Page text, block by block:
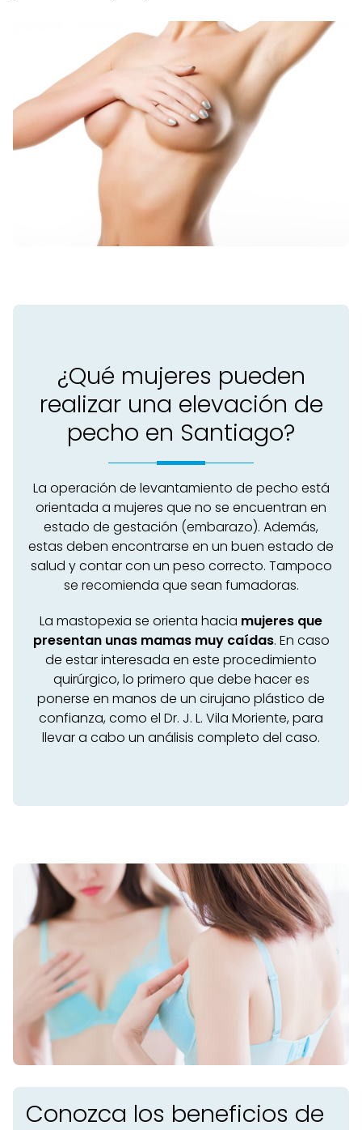
¿Qué mujeres pueden
realizar una elevación de
pecho en Santiago?
La operación de levantamiento de pecho está
orientada a mujeres que no se encuentran en
estado de gestación (embarazo). Además,
estas deben encontrarse en un buen estado de
salud y contar con un peso correcto. Tampoco
se recomienda que sean fumadoras.
La mastopexia se orienta hacia mujeres que
presentan unas mamas muy caídas. En caso
de estar interesada en este procedimiento
quirúrgico, lo primero que debe hacer es
ponerse en manos de un cirujano plástico de
confianza, como el Dr. J. L. Vila Moriente, para
llevar a cabo un análisis completo del caso.
Conozca los beneficios de